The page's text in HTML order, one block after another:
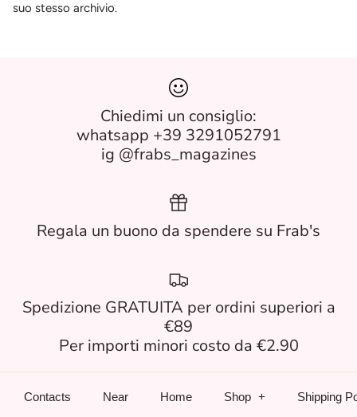
suo stesso archivio.
Chiedimi un consiglio:
whatsapp +39 3291052791
ig @frabs_magazines
Regala un buono da spendere su Frab's
Spedizione GRATUITA per ordini superiori a
€89
Per importi minori costo da €2.90
Contacts Near Home Shop Shipping